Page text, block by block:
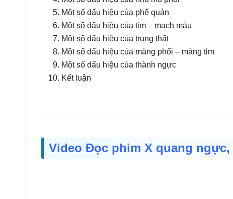
Một số dấu hiệu của phế quản
Một số dấu hiệu của tim – mạch máu
Một số dấu hiệu của trung thất
Một số dấu hiệu của màng phổi – màng tim
Một số dấu hiệu của thành ngực
Kết luận
Video Đọc phim X quang ngực,